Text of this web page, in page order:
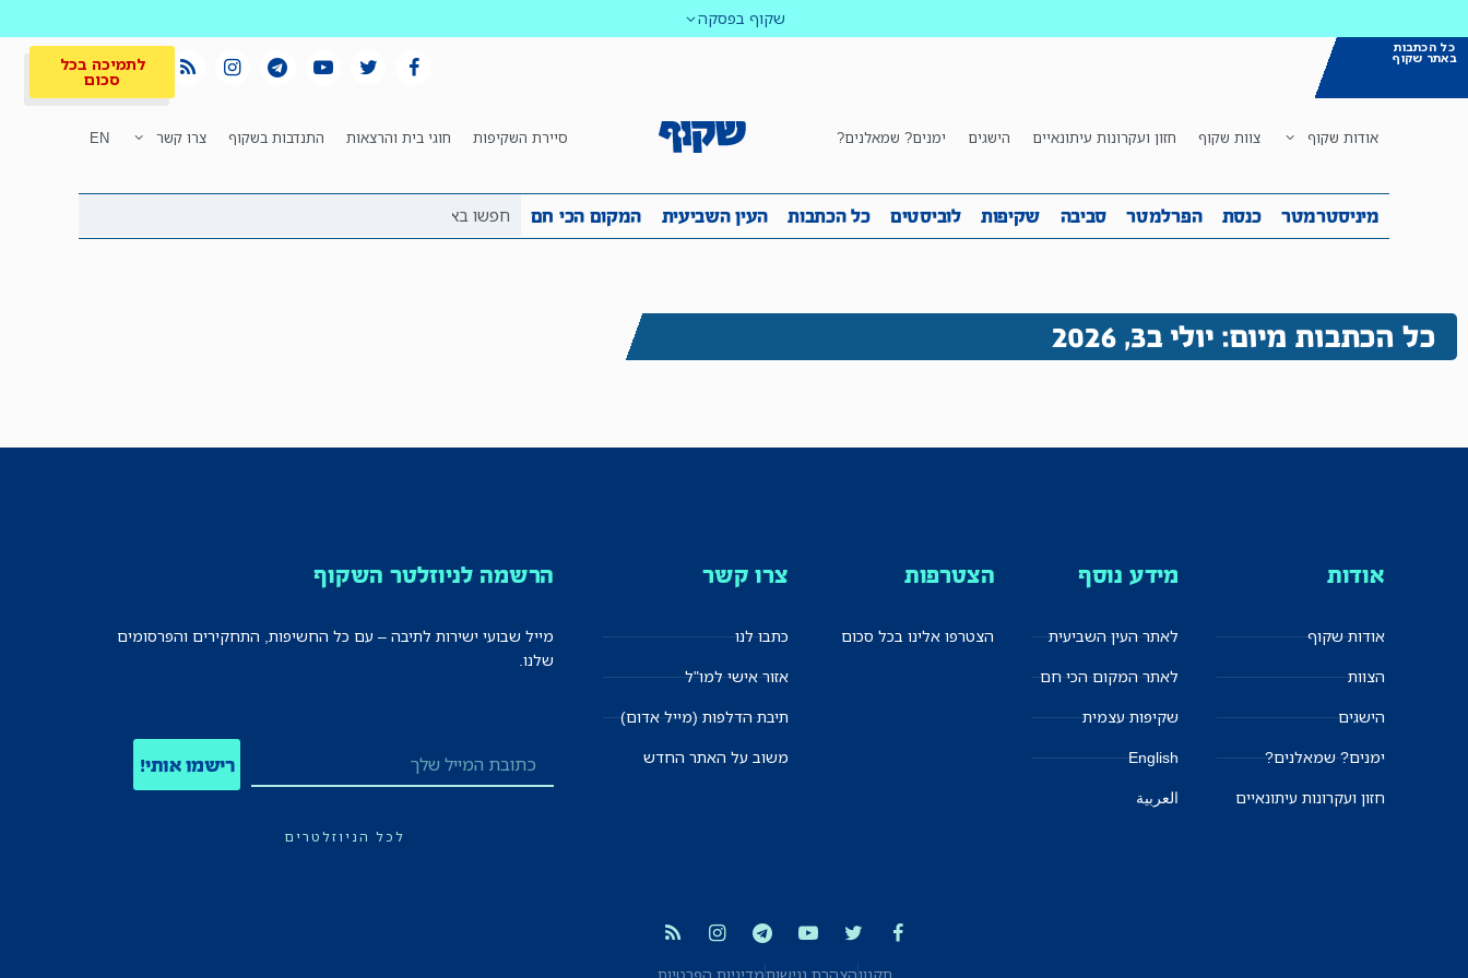
שקוף בפסקה
כל הכתבות
באתר שקוף לתמיכה בכל
סכום
אודות שקוף צוות שקוף חזון ועקרונות עיתונאיים הישגים ימנים? שמאלנים? סיירת השקיפות חוגי בית והרצאות התנדבות בשקוף צרו קשר EN
מיניסטרמטר כנסת הפרלמטר סביבה שקיפות לוביסטים כל הכתבות העין השביעית המקום הכי חם
מיניסטרמטר כנסת הפרלמטר סביבה שקיפות לוביסטים כל הכתבות העין השביעית המקום הכי חם לתמיכה בכל
כל הכתבות מיום: יולי ב3, 2026
אודות
אודות שקוף
הצוות
הישגים
ימנים? שמאלנים?
חזון ועקרונות עיתונאיים
מידע נוסף
לאתר העין השביעית
לאתר המקום הכי חם
שקיפות עצמית
English
العربية
הצטרפות
הצטרפו אלינו בכל סכום
צרו קשר
כתבו לנו
אזור אישי למו"ל
תיבת הדלפות (מייל אדום)
משוב על האתר החדש
הרשמה לניוזלטר השקוף
מייל שבועי ישירות לתיבה – עם כל החשיפות, התחקירים והפרסומים
שלנו.
רישמו אותי!
לכל הניוזלטרים
תקנוןהצהרת נגישותמדיניות הפרטיות